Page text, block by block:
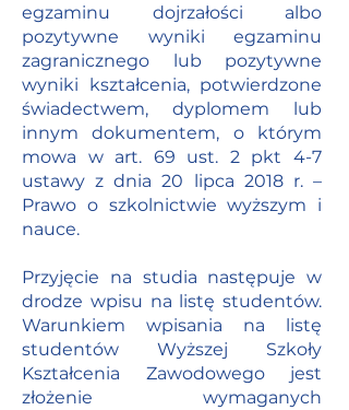
egzaminu dojrzałości albo
pozytywne wyniki egzaminu
zagranicznego lub pozytywne
wyniki kształcenia, potwierdzone
świadectwem, dyplomem lub
innym dokumentem, o którym
mowa w art. 69 ust. 2 pkt 4-7
ustawy z dnia 20 lipca 2018 r. –
Prawo o szkolnictwie wyższym i
nauce.
Przyjęcie na studia następuje w
drodze wpisu na listę studentów.
Warunkiem wpisania na listę
studentów Wyższej Szkoły
Kształcenia Zawodowego jest
złożenie wymaganych